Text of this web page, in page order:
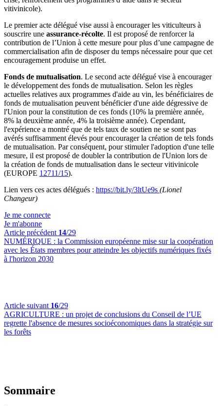
vitivinicole).
Le premier acte délégué vise aussi à encourager les viticulteurs à
souscrire une assurance-récolte. Il est proposé de renforcer la
contribution de l’Union à cette mesure pour plus d’une campagne de
commercialisation afin de disposer du temps nécessaire pour que cet
encouragement produise un effet.
Fonds de mutualisation. Le second acte délégué vise à encourager
le développement des fonds de mutualisation. Selon les règles
actuelles relatives aux programmes d'aide au vin, les bénéficiaires de
fonds de mutualisation peuvent bénéficier d'une aide dégressive de
l'Union pour la constitution de ces fonds (10% la première année,
8% la deuxième année, 4% la troisième année). Cependant,
l'expérience a montré que de tels taux de soutien ne se sont pas
avérés suffisamment élevés pour encourager la création de tels fonds
de mutualisation. Par conséquent, pour stimuler l'adoption d'une telle
mesure, il est proposé de doubler la contribution de l'Union lors de
la création de fonds de mutualisation dans le secteur vitivinicole
(EUROPE 12711/15).
Lien vers ces actes délégués : https://bit.ly/3ltUe9s (Lionel
Changeur)
Je me connecte
Je m'abonne
Article précédent 14/29
NUMÉRIQUE : la Commission européenne mise sur la coopération
avec les États membres pour atteindre les objectifs numériques fixés
à l'horizon 2030
Article suivant 16/29
AGRICULTURE : un projet de conclusions du Conseil de l’UE
regrette l'absence de mesures socioéconomiques dans la stratégie sur
les forêts
Sommaire